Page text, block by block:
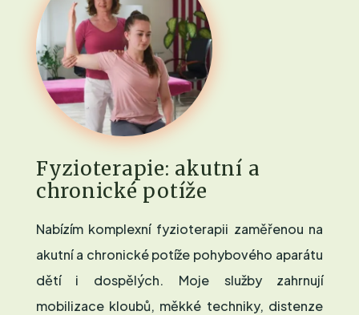
Fyzioterapie: akutní a
chronické potíže
Nabízím komplexní fyzioterapii zaměřenou na
akutní a chronické potíže pohybového aparátu
dětí i dospělých. Moje služby zahrnují
mobilizace kloubů, měkké techniky, distenze